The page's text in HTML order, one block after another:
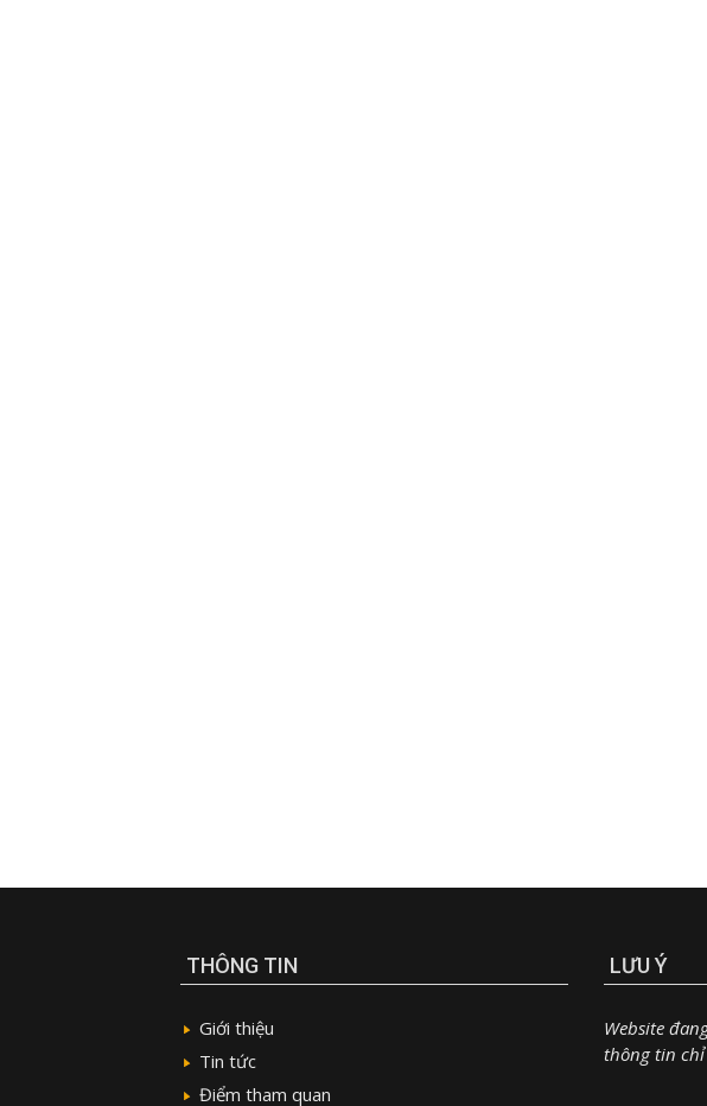
THÔNG TIN
Giới thiệu
Tin tức
Điểm tham quan
LƯU Ý
Website
thông tin